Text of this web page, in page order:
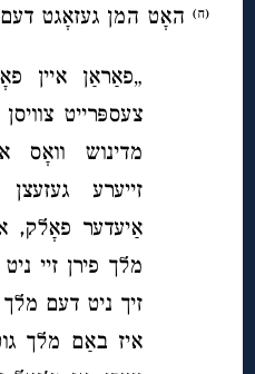
(ח) האָט המן געזאָגט
„פאַראַן איין
צעספּרייט
מדינוש וואָס
זייערע
אַיעדער פאָלק,
מלך פירן זיי
זיך ניט דעם מלך
איז באַם מלך